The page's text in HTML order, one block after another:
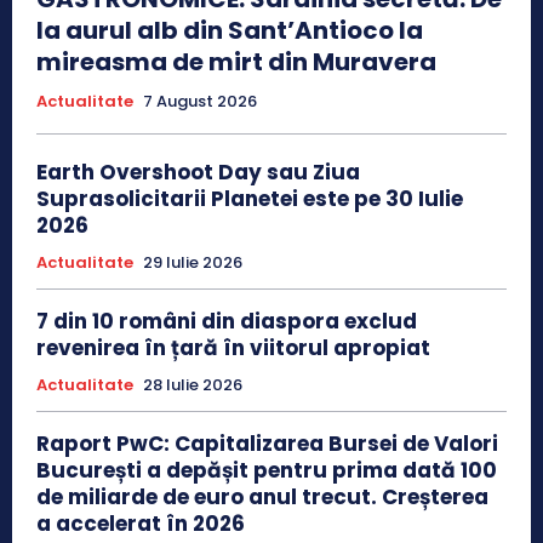
la aurul alb din Sant’Antioco la
mireasma de mirt din Muravera
Actualitate 7 August 2026
Earth Overshoot Day sau Ziua
Suprasolicitarii Planetei este pe 30 Iulie
2026
Actualitate 29 Iulie 2026
7 din 10 români din diaspora exclud
revenirea în țară în viitorul apropiat
Actualitate 28 Iulie 2026
Raport PwC: Capitalizarea Bursei de Valori
București a depășit pentru prima dată 100
de miliarde de euro anul trecut. Creșterea
a accelerat în 2026